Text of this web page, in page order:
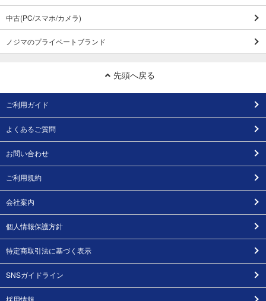
中古(PC/スマホ/カメラ)
ノジマのプライベートブランド
先頭へ戻る
ご利用ガイド
よくあるご質問
お問い合わせ
ご利用規約
会社案内
個人情報保護方針
特定商取引法に基づく表示
SNSガイドライン